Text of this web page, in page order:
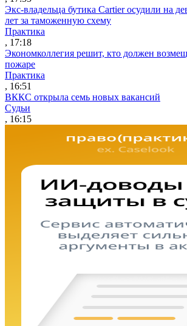
Экс-владельца бутика Cartier осудили на
лет за таможенную схему
Практика
, 17:18
Экономколлегия решит, кто должен
пожаре
Практика
, 16:51
ВККС открыла семь новых вакансий
Судьи
, 16:15